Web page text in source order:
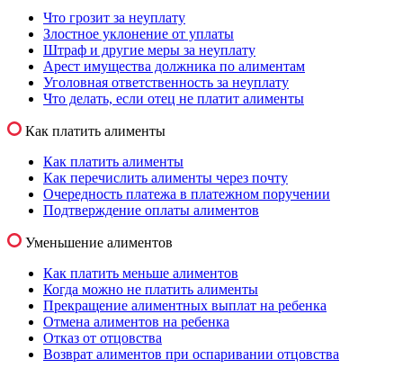
Что грозит за неуплату
Злостное уклонение от уплаты
Штраф и другие меры за неуплату
Арест имущества должника по алиментам
Уголовная ответственность за неуплату
Что делать, если отец не платит алименты
Как платить алименты
Как платить алименты
Как перечислить алименты через почту
Очередность платежа в платежном поручении
Подтверждение оплаты алиментов
Уменьшение алиментов
Как платить меньше алиментов
Когда можно не платить алименты
Прекращение алиментных выплат на ребенка
Отмена алиментов на ребенка
Отказ от отцовства
Возврат алиментов при оспаривании отцовства